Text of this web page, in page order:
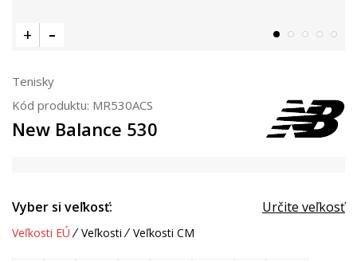
Tenisky
Kód produktu: MR530ACS
New Balance 530
Vyber si veľkosť: Určite veľkosť
Veľkosti EÚ Veľkosti Veľkosti CM